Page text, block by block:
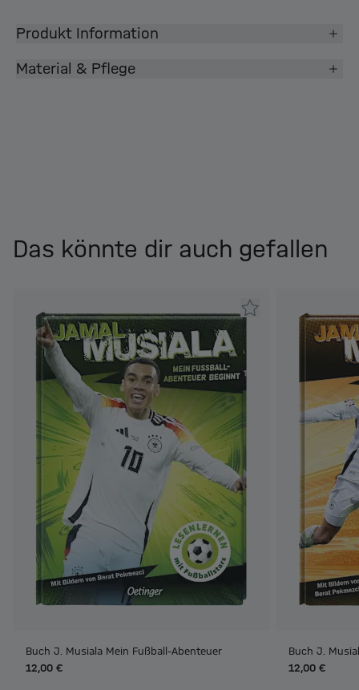
Produkt Information
Material & Pflege
Das könnte dir auch gefallen
Buch J. Musiala Mein Fußball-Abenteuer
12,00 €
Buch J.
12,00 €